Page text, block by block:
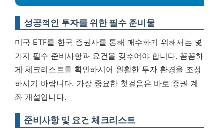
성공적인 투자를 위한 필수 준비물
미국 ETF를 한국 증권사를 통해 매수하기 위해서는 몇
가지 필수 준비사항과 요건을 갖추어야 합니다. 꼼꼼하
게 체크리스트를 확인하시어 원활한 투자 환경을 조성
하시기 바랍니다. 가장 중요한 첫걸음은 바로 증권 계
좌 개설입니다.
준비사항 및 요건 체크리스트